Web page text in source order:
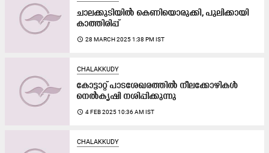
ചാലക്കുടിയിൽ കെ​ണി​യൊ​രു​ക്കി, പു​ലി​ക്കാ​യി
കാ​ത്തി​രി​പ്പ്
access_time 28 MARCH 2025 1:38 PM IST
CHALAKKUDY
കോട്ടാറ്റ് പാടശേഖരത്തിൽ നീലക്കോഴികൾ
നെൽകൃഷി നശിപ്പിക്കുന്നു
access_time 4 FEB 2025 10:36 AM IST
CHALAKKUDY